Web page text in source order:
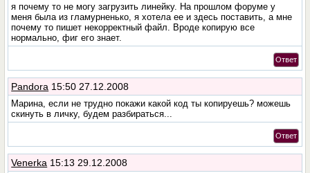
я почему то не могу загрузить линейку. На прошлом форуме у
меня была из гламурненько, я хотела ее и здесь поставить, а мне
почему то пишет некорректный файл. Вроде копирую все
нормально, фиг его знает.
Ответ
Pandora 15:50 27.12.2008
Марина, если не трудно покажи какой код ты копируешь? можешь
скинуть в личку, будем разбираться...
Ответ
Venerka 15:13 29.12.2008